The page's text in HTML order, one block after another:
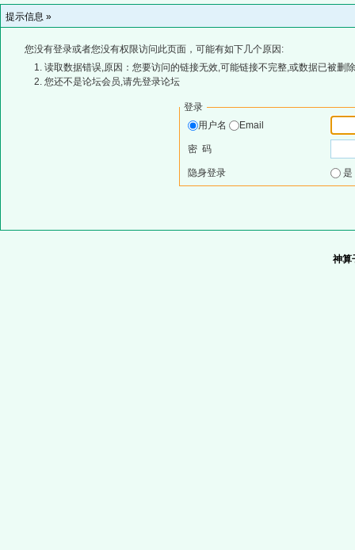
提示信息 »
您没有登录或者您没有权限访问此页面，可能有如下几个原因:
读取数据错误,原因：您要访问的链接无效,可能链接不完整,或数据已被删
您还不是论坛会员,请先登录论坛
登录
用户名
Email
密 码
隐身登录
神算